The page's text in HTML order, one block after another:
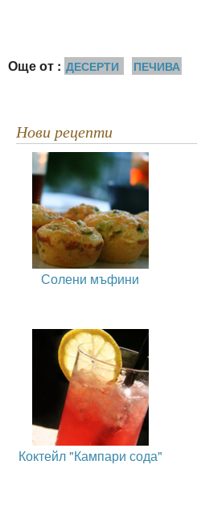
Още от : ДЕСЕРТИ ПЕЧИВА
Нови рецепти
Солени мъфини
Коктейл "Кампари сода"